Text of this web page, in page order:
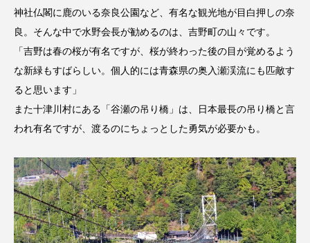
神社仏閣に鹿のいる奈良公園など、有名な観光地が目白押しの奈
良。そんな中で水野会長が勧めるのは、吉野町の山々です。
「吉野は春の桜が有名ですが、桜が終わった後の目が覚めるよう
な新緑もすばらしい。個人的には青森県の奥入瀬渓流にも匹敵す
ると思います」
また十津川村にある「谷瀬の吊り橋」は、日本最長の吊り橋と言
われ有名ですが、渡るのにちょっとした勇気が必要かも。